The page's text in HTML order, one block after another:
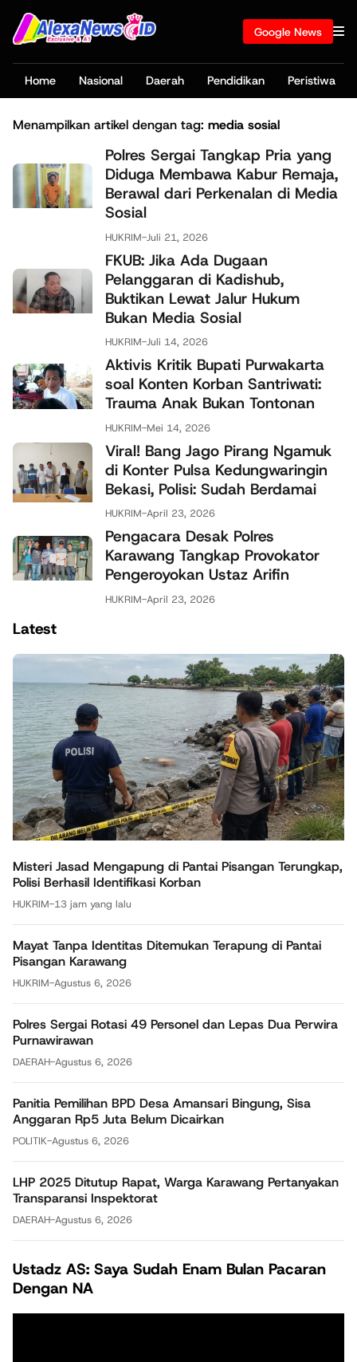
Google News
Home Nasional Daerah Pendidikan Peristiwa
Menampilkan artikel dengan tag: media sosial
Polres Sergai Tangkap Pria yang
Diduga Membawa Kabur Remaja,
Berawal dari Perkenalan di Media
Sosial
HUKRIM-Juli 21, 2026
FKUB: Jika Ada Dugaan
Pelanggaran di Kadishub,
Buktikan Lewat Jalur Hukum
Bukan Media Sosial
HUKRIM-Juli 14, 2026
Aktivis Kritik Bupati Purwakarta
soal Konten Korban Santriwati:
Trauma Anak Bukan Tontonan
HUKRIM-Mei 14, 2026
Viral! Bang Jago Pirang Ngamuk
di Konter Pulsa Kedungwaringin
Bekasi, Polisi: Sudah Berdamai
HUKRIM-April 23, 2026
Pengacara Desak Polres
Karawang Tangkap Provokator
Pengeroyokan Ustaz Arifin
HUKRIM-April 23, 2026
Latest
Misteri Jasad Mengapung di Pantai Pisangan Terungkap,
Polisi Berhasil Identifikasi Korban
HUKRIM-13 jam yang lalu
Mayat Tanpa Identitas Ditemukan Terapung di Pantai
Pisangan Karawang
HUKRIM-Agustus 6, 2026
Polres Sergai Rotasi 49 Personel dan Lepas Dua Perwira
Purnawirawan
DAERAH-Agustus 6, 2026
Panitia Pemilihan BPD Desa Amansari Bingung, Sisa
Anggaran Rp5 Juta Belum Dicairkan
POLITIK-Agustus 6, 2026
LHP 2025 Ditutup Rapat, Warga Karawang Pertanyakan
Transparansi Inspektorat
DAERAH-Agustus 6, 2026
Ustadz AS: Saya Sudah Enam Bulan Pacaran
Dengan NA